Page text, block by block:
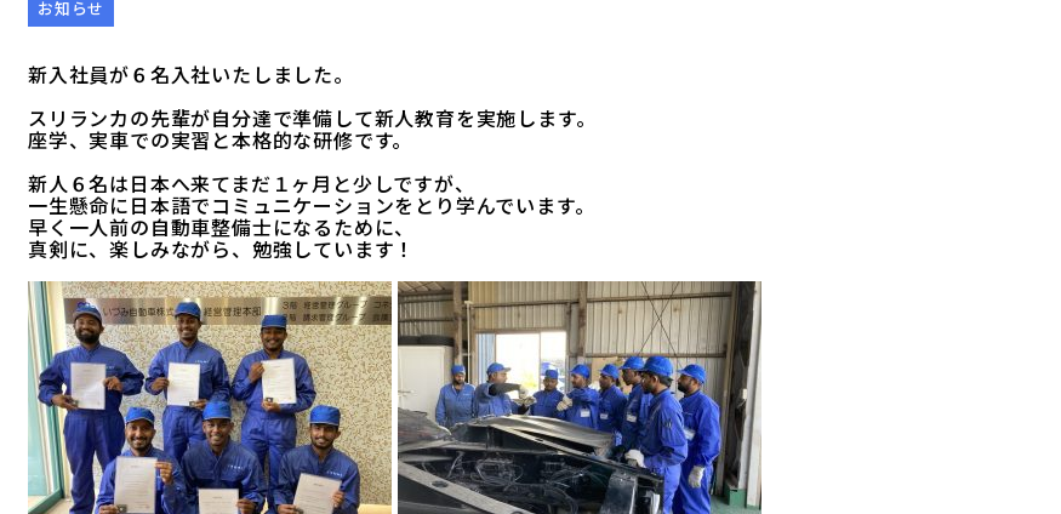
お知らせ
新入社員が６名入社いたしました。
スリランカの先輩が自分達で準備して新人教育を実施します。
座学、実車での実習と本格的な研修です。
新人６名は日本へ来てまだ１ヶ月と少しですが、
一生懸命に日本語でコミュニケーションをとり学んでいます。
早く一人前の自動車整備士になるために、
真剣に、楽しみながら、勉強しています！